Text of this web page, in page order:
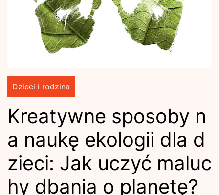
Dzieci i rodzina
Kreatywne sposoby n
a naukę ekologii dla d
zieci: Jak uczyć maluc
hy dbania o planetę?